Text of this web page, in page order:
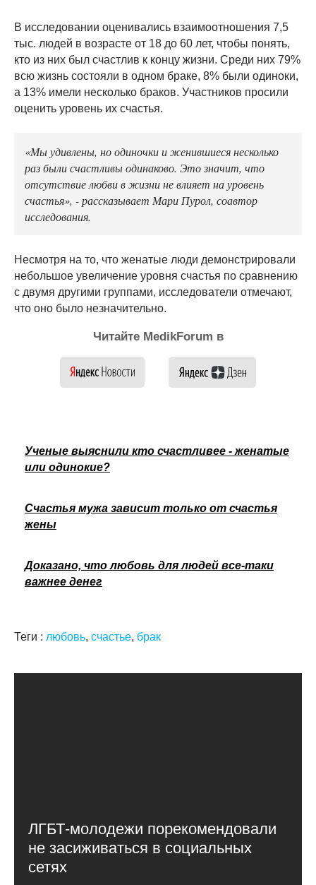
В исследовании оценивались взаимоотношения 7,5
тыс. людей в возрасте от 18 до 60 лет, чтобы понять,
кто из них был счастлив к концу жизни. Среди них 79%
всю жизнь состояли в одном браке, 8% были одиноки,
а 13% имели несколько браков. Участников просили
оценить уровень их счастья.
«Мы удивлены, но одиночки и женившиеся несколько
раз были счастливы одинаково. Это значит, что
отсутствие любви в жизни не влияет на уровень
счастья», - рассказывает Мари Пурол, соавтор
исследования.
Несмотря на то, что женатые люди демонстрировали
небольшое увеличение уровня счастья по сравнению
с двумя другими группами, исследователи отмечают,
что оно было незначительно.
Читайте MedikForum в
Ученые выяснили кто счастливее - женатые
или одинокие?
Счастья мужа зависит только от счастья
жены
Доказано, что любовь для людей все-таки
важнее денег
Теги : любовь, счастье, брак
ЛГБТ-молодежи порекомендовали
не засиживаться в социальных
сетях